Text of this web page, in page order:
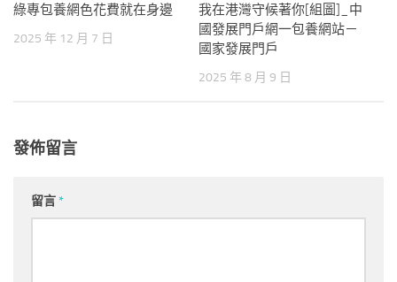
綠專包養網色花費就在身邊
2025 年 12 月 7 日
我在港灣守候著你[組圖]_中
國發展門戶網一包養網站－
國家發展門戶
2025 年 8 月 9 日
發佈留言
留言*